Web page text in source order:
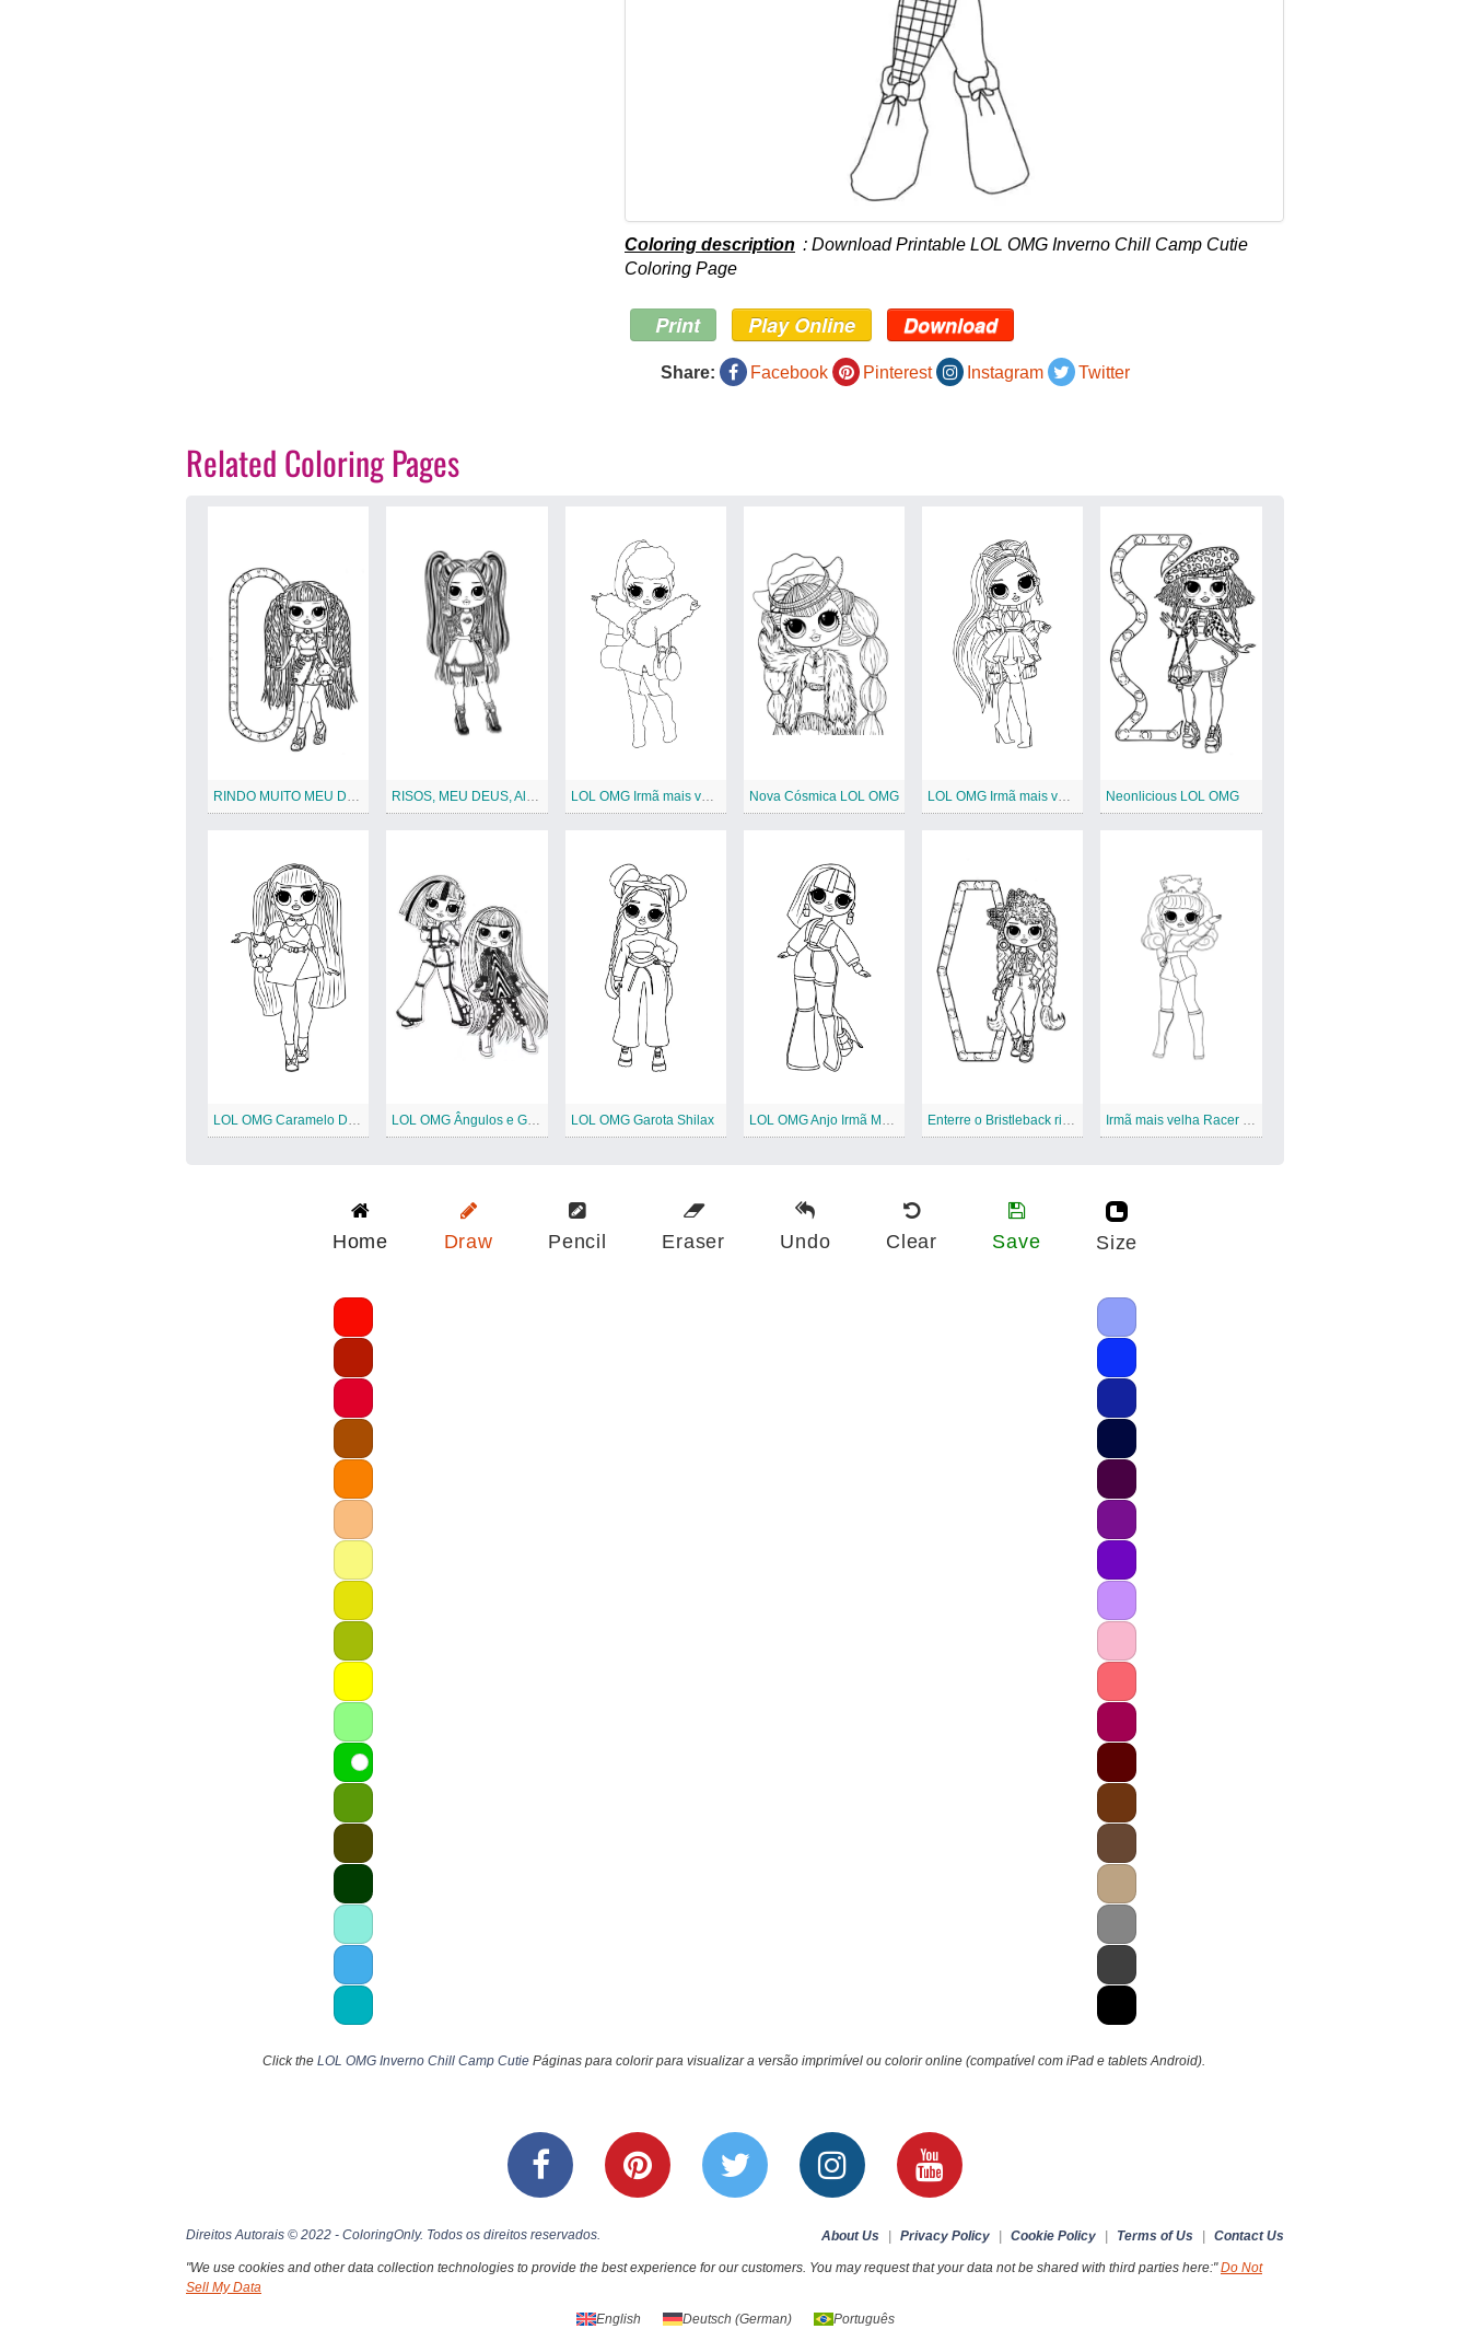
Coloring description : Download Printable LOL OMG Inverno Chill Camp Cutie
Coloring Page
Print Play Online Download
Share: Facebook Pinterest Instagram Twitter
Related Coloring Pages
RINDO MUITO MEU DEUS, Candylicious RISOS, MEU DEUS, Alt Girl LOL OMG Irmã mais velha Lady Diva Nova Cósmica LOL OMG LOL OMG Irmã mais velha Murrr Neonlicious LOL OMG
LOL OMG Caramelo Doce LOL OMG Ângulos e Groovy Babe LOL OMG Garota Shilax LOL OMG Anjo Irmã Mais Velha Enterre o Bristleback risos, meu Deus Irmã mais velha Racer LOL OMG
Home Draw Pencil Eraser Undo Clear Save Size
Click the LOL OMG Inverno Chill Camp CutiePáginas para colorir para visualizar a versão imprimível ou colorir online (compatível com iPad e tablets Android).
Direitos Autorais © 2022 - ColoringOnly. Todos os direitos reservados. About Us Privacy Policy Cookie Policy Terms of Us Contact Us
"We use cookies and other data collection technologies to provide the best experience for our customers. You may request that your data not be shared with third parties here:"Do Not
Sell My Data
English Deutsch (German) Português